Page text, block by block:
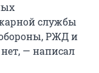
службы
РЖД и
— написал